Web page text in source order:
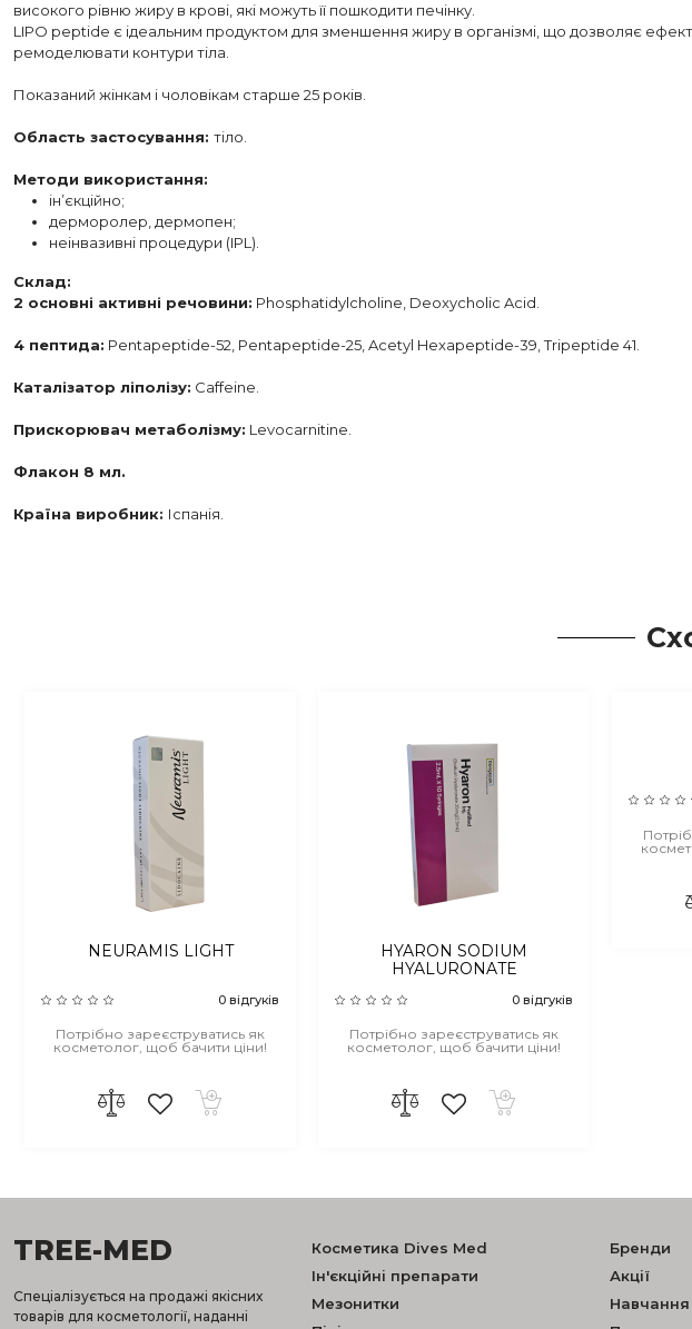
високого рівню жиру в крові, які можуть її пошкодити печінку.
LIPO peptide є ідеальним продуктом для зменшення жиру в організмі, що дозволяє
ремоделювати контури тіла.
Показаний жінкам і чоловікам старше 25 років.
Область застосування: тіло.
Методи використання:
ін’єкційно;
дерморолер, дермопен;
неінвазивні процедури (IPL).
Склад:
2 основні активні речовини: Phosphatidylcholine, Deoxycholic Acid.
4 пептида: Pentapeptide-52, Pentapeptide-25, Acetyl Hexapeptide-39, Tripeptide 41.
Каталізатор ліполізу: Caffeine.
Прискорювач метаболізму: Levocarnitine.
Флакон 8 мл.
Країна виробник: Іспанія.
NEURAMIS LIGHT
0 відгуків
Потрібно зареєструватись як
косметолог, щоб бачити ціни!
HYARON SODIUM
HYALURONATE
0 відгуків
Потрібно зареєструватись як
косметолог, щоб бачити ціни!
TREE-MED
Спеціалізується на продажі якісних
товарів для косметології, наданні
Косметика Dives Med
Ін'єкційні препарати
Мезонитки
Бренди
Акції
Навчання